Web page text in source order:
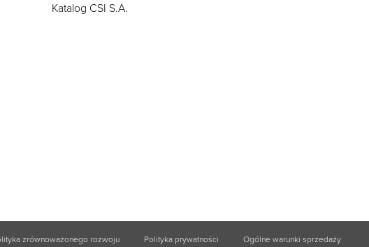
Katalog CSI S.A.
zrównoważonego rozwoju Polityka prywatności Ogólne warunki sprzedaży